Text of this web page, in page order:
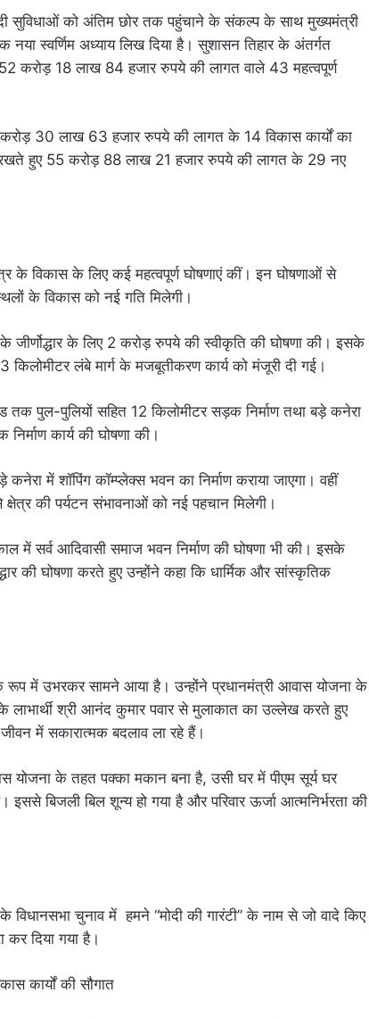
सुविधाओं को अंतिम छोर तक पहुंचाने के संकल्प के साथ मुख्यमंत्री
नया स्वर्णिम अध्याय लिख दिया है। सुशासन तिहार के अंतर्गत
करोड़ 18 लाख 84 हजार रुपये की लागत वाले 43 महत्वपूर्ण
30 लाख 63 हजार रुपये की लागत के 14 विकास कार्यों का
रखते हुए 55 करोड़ 88 लाख 21 हजार रुपये की लागत के 29 नए
के विकास के लिए कई महत्वपूर्ण घोषणाएं कीं। इन घोषणाओं से
के विकास को नई गति मिलेगी।
जीर्णोद्धार के लिए 2 करोड़ रुपये की स्वीकृति की घोषणा की। इसके
लंबे मार्ग के मजबूतीकरण कार्य को मंजूरी दी गई।
तक पुल-पुलियों सहित 12 किलोमीटर सड़क निर्माण तथा बड़े कनेरा
कार्य की घोषणा की।
में शॉपिंग कॉम्प्लेक्स भवन का निर्माण कराया जाएगा। वहीं
की पर्यटन संभावनाओं को नई पहचान मिलेगी।
में सर्व आदिवासी समाज भवन निर्माण की घोषणा भी की। इसके
की घोषणा करते हुए उन्होंने कहा कि धार्मिक और सांस्कृतिक
में उभरकर सामने आया है। उन्होंने प्रधानमंत्री आवास योजना के
लाभार्थी श्री आनंद कुमार पवार से मुलाकात का उल्लेख करते हुए
में सकारात्मक बदलाव ला रहे हैं।
योजना के तहत पक्का मकान बना है, उसी घर में पीएम सूर्य घर
बिजली बिल शून्य हो गया है और परिवार ऊर्जा आत्मनिर्भरता की
विधानसभा चुनाव में हमने “मोदी की गारंटी” के नाम से जो वादे किए
कर दिया गया है।